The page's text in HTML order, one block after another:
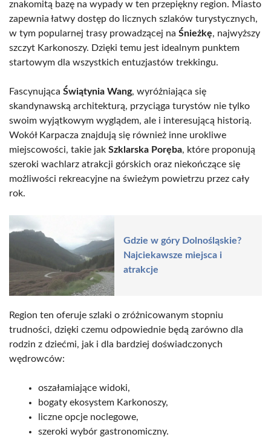
znakomitą bazę na wypady w ten przepiękny region. Miasto
zapewnia łatwy dostęp do licznych szlaków turystycznych,
w tym popularnej trasy prowadzącej na Śnieżkę, najwyższy
szczyt Karkonoszy. Dzięki temu jest idealnym punktem
startowym dla wszystkich entuzjastów trekkingu.
Fascynująca Świątynia Wang, wyróżniająca się
skandynawską architekturą, przyciąga turystów nie tylko
swoim wyjątkowym wyglądem, ale i interesującą historią.
Wokół Karpacza znajdują się również inne urokliwe
miejscowości, takie jak Szklarska Poręba, które proponują
szeroki wachlarz atrakcji górskich oraz niekończące się
możliwości rekreacyjne na świeżym powietrzu przez cały
rok.
Gdzie w góry Dolnośląskie?
Najciekawsze miejsca i
atrakcje
Region ten oferuje szlaki o zróżnicowanym stopniu
trudności, dzięki czemu odpowiednie będą zarówno dla
rodzin z dziećmi, jak i dla bardziej doświadczonych
wędrowców:
oszałamiające widoki,
bogaty ekosystem Karkonoszy,
liczne opcje noclegowe,
szeroki wybór gastronomiczny.